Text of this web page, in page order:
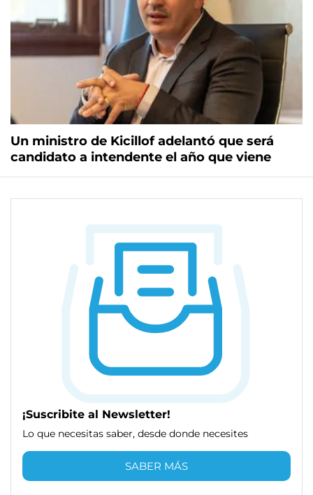
Un ministro de Kicillof adelantó que será
candidato a intendente el año que viene
¡Suscribite al Newsletter!
Lo que necesitas saber, desde donde necesites
SABER MÁS